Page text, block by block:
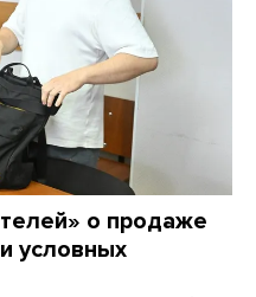
о продаже
условных